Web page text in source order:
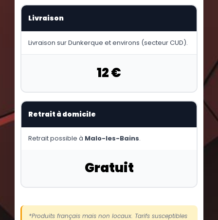
Livraison
Livraison sur Dunkerque et environs (secteur CUD).
12 €
Retrait à domicile
Retrait possible à Malo-les-Bains.
Gratuit
*Produits français mais non locaux. Tarifs susceptibles